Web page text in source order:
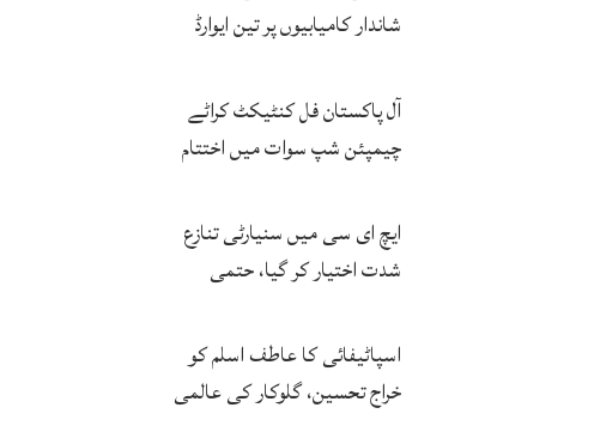
شاندار کامیابیوں پر تین ایوارڈ
آل پاکستان فل کنٹیکٹ کراٹے
چیمپئن شپ سوات میں اختتام
ایچ ای سی میں سنیارٹی تنازع
شدت اختیار کر گیا، حتمی
اسپاٹیفائی کا عاطف اسلم کو
خراج تحسین، گلوکار کی عالمی